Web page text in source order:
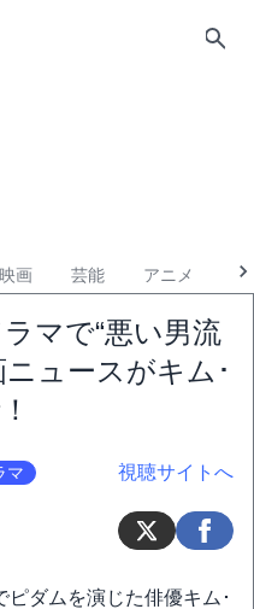
映画 芸能 アニメ
マで“悪い男流
ュースがキム･
マ 視聴サイトへ
ダムを演じた俳優キム･